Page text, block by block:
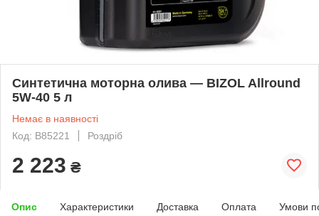
Синтетична моторна олива — BIZOL Allround
5W-40 5 л
Немає в наявності
Код: B85221
Роздріб
2 223 ₴
Опис Характеристики Доставка Оплата Умови